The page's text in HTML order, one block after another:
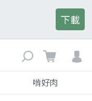
下載
啃好肉